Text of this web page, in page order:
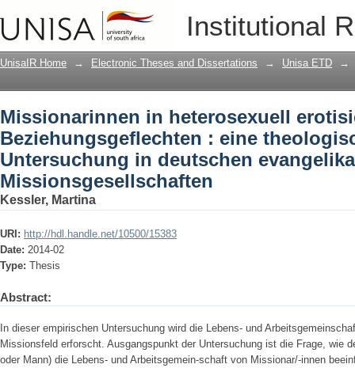
Institutional
Missionarinnen in heterosexuell
theologisch-soziologische
Missionsgesellschaften
UnisaIR Home → Electronic Theses and Dissertations → Unisa ETD →
Missionarinnen in heterosexuell
Beziehungsgeflechten : eine
Untersuchung in deutschen
Missionsgesellschaften
Kessler, Martina
URI: http://hdl.handle.net/10500/15383
Date: 2014-02
Type: Thesis
Abstract:
In dieser empirischen Untersuchung wird die Lebens- und
Missionsfeld erforscht. Ausgangspunkt der Untersuchung ist die Frage, wie
oder Mann) die Lebens- und Arbeitsgemein-schaft von Missionar/-innen